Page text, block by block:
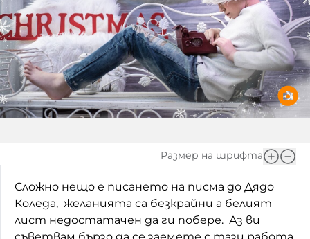
История на изкуството
Музикална кутийка
От соул до рокендрол
Междучасие
Златната ябълка
Непознатите думи
За вас, родители
БНР
БНР Новини
Архивен фонд на БНР
Размер на шрифта
Сложно нещо е писането на писма до Дядо
Коледа, желанията са безкрайни а белият
лист недостатачен да ги побере. Аз ви